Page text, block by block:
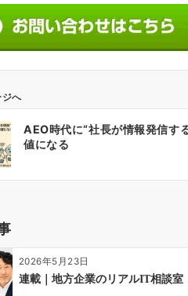
ジへ
AEO時代に“社長が情報発信
値になる
2026年5月23日
連載｜地方企業のリアルIT相談室